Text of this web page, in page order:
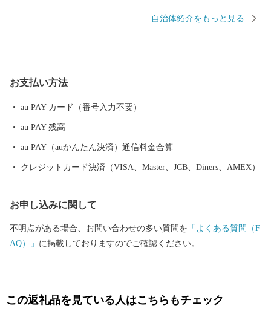
由来は、中世以来の村名「佐野」に旧国名和泉を冠したもので、
みさのし）が誕生し、昭和29年、南中通村、日根野村、長滝村、
上之郷村、大土村の5カ村が合併し、現在の市域が形成されていま
し、世界と日本を結ぶ玄関都市として、21世紀にふさわしい国際
都市をめざしてまちづくりに取り組んでいます。
自治体紹介をもっと見る
お支払い方法
au PAY カード（番号入力不要）
au PAY 残高
au PAY（auかんたん決済）通信料金合算
クレジットカード決済（VISA、Master、JCB、Diners、AMEX）
お申し込みに関して
不明点がある場合、お問い合わせの多い質問を 「よくある質問（F
AQ）」 に掲載しておりますのでご確認ください。
この返礼品を見ている人はこちらもチェック